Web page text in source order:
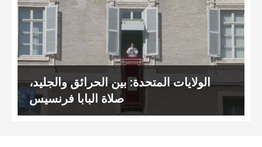
الولايات المتحدة: بين الحرائق والجليد،
صلاة البابا فرنسيس